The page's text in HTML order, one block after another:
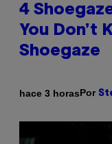
4
You Don’t
Shoegaze
hace 3 horasPor